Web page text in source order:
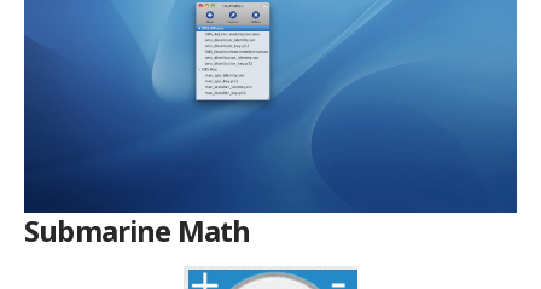
Submarine Math